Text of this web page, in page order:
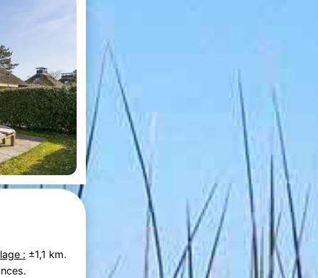
: ±1,1 km.